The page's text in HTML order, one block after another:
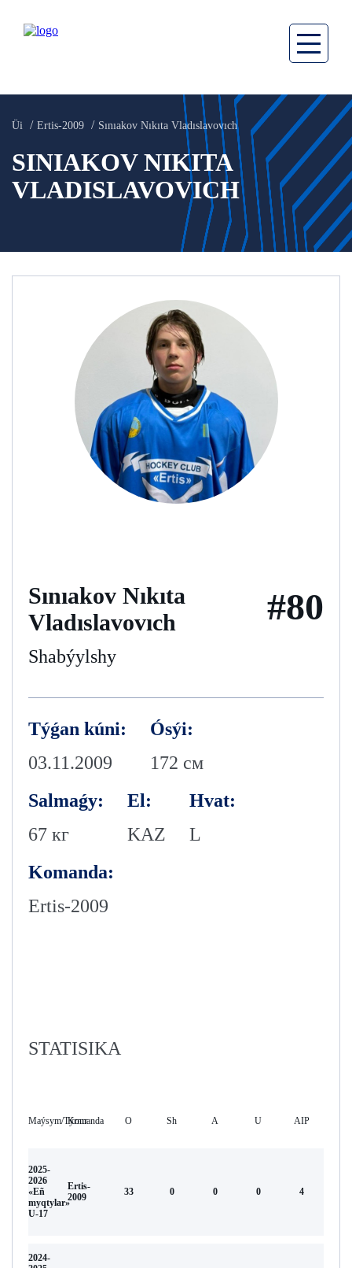
Üi Ertis-2009 Sınıakov Nıkıta Vladıslavovıch
SINIAKOV NIKITA
VLADISLAVOVICH
Sınıakov Nıkıta
Vladıslavovıch
Shabýylshy
#80
Týǵan kúni:
03.11.2009
Ósýi:
172 см
Salmaǵy:
67 кг
El:
KAZ
Hvat:
L
Komanda:
Ertis-2009
STATISIKA
Maýsym/TýrnırKomanda O Sh А U AIP
2025-
2026
«Eñ
myqtylar»
U-17
Ertis-
2009
33 0 0 0 4
2024-